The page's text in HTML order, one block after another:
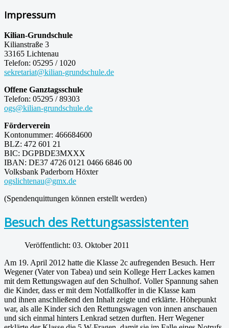
Impressum
Kilian-Grundschule
Kilianstraße 3
33165 Lichtenau
Telefon: 05295 / 1020
sekretariat@kilian-grundschule.de
Offene Ganztagsschule
Telefon: 05295 / 89303
ogs@kilian-grundschule.de
Förderverein
Kontonummer: 466684600
BLZ: 472 601 21
BIC: DGPBDE3MXXX
IBAN: DE37 4726 0121 0466 6846 00
Volksbank Paderborn Höxter
ogslichtenau@gmx.de
(Spendenquittungen können erstellt werden)
Besuch des Rettungsassistenten
Veröffentlicht: 03. Oktober 2011
Am 19. April 2012 hatte die Klasse 2c aufregenden Besuch. Herr
Wegener (Vater von Tabea) und sein Kollege Herr Lackes kamen
mit dem Rettungswagen auf den Schulhof. Voller Spannung sahen
die Kinder, dass er mit dem Notfallkoffer in die Klasse kam
und ihnen anschließend den Inhalt zeigte und erklärte. Höhepunkt
war, als alle Kinder sich den Rettungswagen von innen anschauen
und sich einmal hinters Lenkrad setzen durften. Herr Wegener